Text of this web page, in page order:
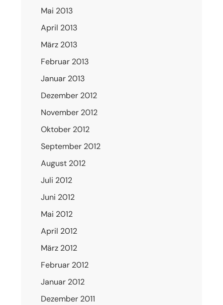
Mai 2013
April 2013
März 2013
Februar 2013
Januar 2013
Dezember 2012
November 2012
Oktober 2012
September 2012
August 2012
Juli 2012
Juni 2012
Mai 2012
April 2012
März 2012
Februar 2012
Januar 2012
Dezember 2011